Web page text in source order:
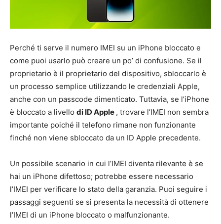
Perché ti serve il numero IMEI su un iPhone bloccato e
come puoi usarlo può creare un po’ di confusione. Se il
proprietario è il proprietario del dispositivo, sbloccarlo è
un processo semplice utilizzando le credenziali Apple,
anche con un passcode dimenticato. Tuttavia, se l’iPhone
è bloccato a livello di ID Apple , trovare l’IMEI non sembra
importante poiché il telefono rimane non funzionante
finché non viene sbloccato da un ID Apple precedente.
Un possibile scenario in cui l’IMEI diventa rilevante è se
hai un iPhone difettoso; potrebbe essere necessario
l’IMEI per verificare lo stato della garanzia. Puoi seguire i
passaggi seguenti se si presenta la necessità di ottenere
l’IMEI di un iPhone bloccato o malfunzionante.